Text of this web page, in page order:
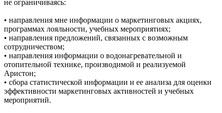
не ограничиваясь:
• направления мне информации о маркетинговых акциях,
программах лояльности, учебных мероприятиях;
• направления предложений, связанных с возможным
сотрудничеством;
• направления информации о водонагревательной и
отопительной технике, производимой и реализуемой
Аристон;
• сбора статистической информации и ее анализа для оценки
эффективности маркетинговых активностей и учебных
мероприятий.